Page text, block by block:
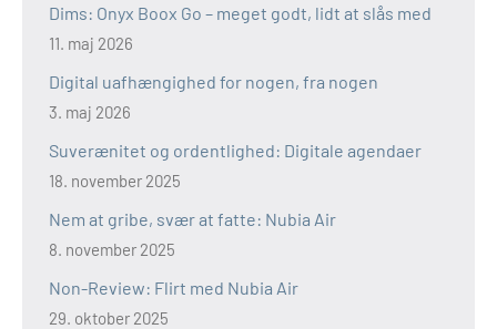
Dims: Onyx Boox Go – meget godt, lidt at slås med
11. maj 2026
Digital uafhængighed for nogen, fra nogen
3. maj 2026
Suverænitet og ordentlighed: Digitale agendaer
18. november 2025
Nem at gribe, svær at fatte: Nubia Air
8. november 2025
Non-Review: Flirt med Nubia Air
29. oktober 2025